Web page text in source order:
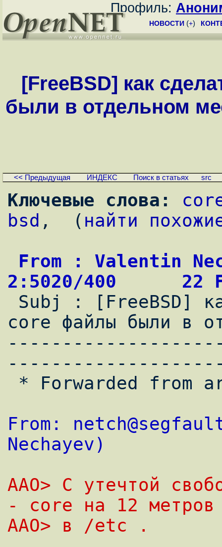
Профиль:
НОВОСТИ (+)
[FreeBSD] как
были в отдельном
<< Предыдущая ИНДЕКС Поиск в статьях src
Ключевые слова:
bsd ,  ( найти
2:5020/400      22
core файлы были в
From:
Nechayev)
AAO> С утечтой
- core на 12 метров
AAO> в /etc .